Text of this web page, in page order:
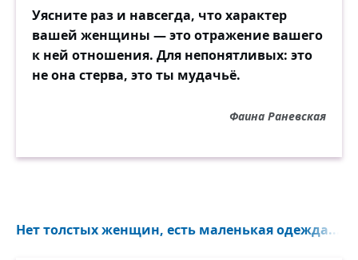
Уясните раз и навсегда, что характер
вашей женщины — это отражение вашего
к ней отношения. Для непонятливых: это
не она стерва, это ты мудачьё.
Фаина Раневская
Нет толстых женщин, есть маленькая одежда...